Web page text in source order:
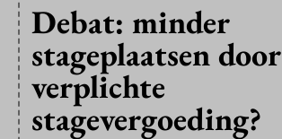
Debat: minder
stageplaatsen door
verplichte
stagevergoeding?